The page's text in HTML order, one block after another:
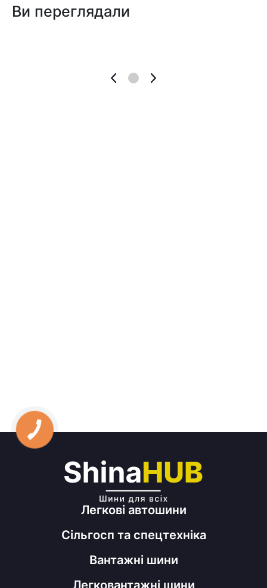
Ви переглядали
Легкові автошини
Сільгосп та спецтехніка
Вантажні шини
Легковантажні шини